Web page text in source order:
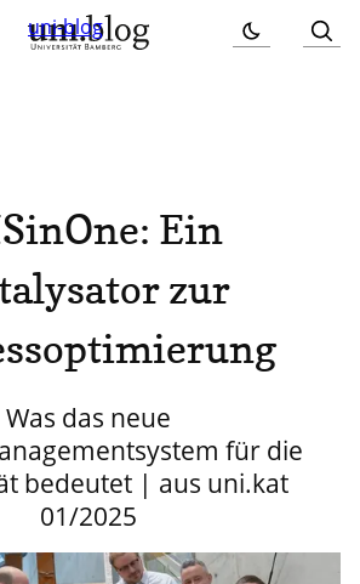
uni-blog
Ein
zur
Was das neue
für die
bedeutet | aus uni.kat
01/2025